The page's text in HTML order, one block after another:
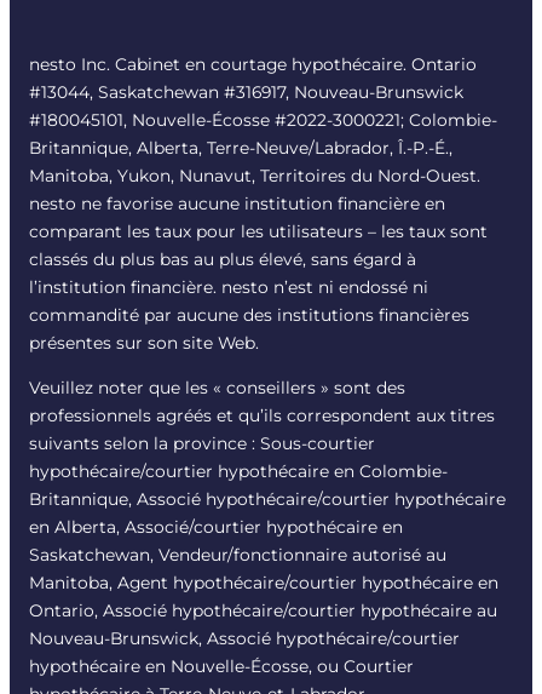
nesto Inc. Cabinet en courtage hypothécaire. Ontario
#13044, Saskatchewan #316917, Nouveau-Brunswick
#180045101, Nouvelle-Écosse #2022-3000221; Colombie-
Britannique, Alberta, Terre-Neuve/Labrador, Î.-P.-É.,
Manitoba, Yukon, Nunavut, Territoires du Nord-Ouest.
nesto ne favorise aucune institution financière en
comparant les taux pour les utilisateurs – les taux sont
classés du plus bas au plus élevé, sans égard à
l’institution financière. nesto n’est ni endossé ni
commandité par aucune des institutions financières
présentes sur son site Web.
Veuillez noter que les « conseillers » sont des
professionnels agréés et qu’ils correspondent aux titres
suivants selon la province : Sous-courtier
hypothécaire/courtier hypothécaire en Colombie-
Britannique, Associé hypothécaire/courtier hypothécaire
en Alberta, Associé/courtier hypothécaire en
Saskatchewan, Vendeur/fonctionnaire autorisé au
Manitoba, Agent hypothécaire/courtier hypothécaire en
Ontario, Associé hypothécaire/courtier hypothécaire au
Nouveau-Brunswick, Associé hypothécaire/courtier
hypothécaire en Nouvelle-Écosse, ou Courtier